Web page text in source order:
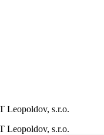
Leopoldov, s.r.o.
Leopoldov, s.r.o.